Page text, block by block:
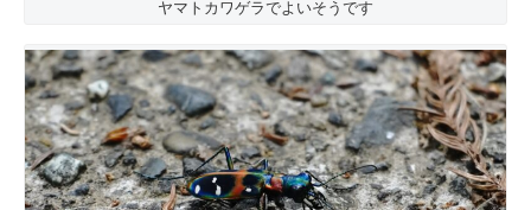
ヤマトカワゲラでよいそうです